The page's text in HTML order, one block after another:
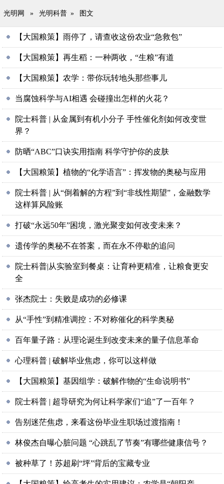
光明网 » 光明科普 » 图文
【大国粮策】雨停了，请查收这份农业“急救包”
【大国粮策】再生稻：一种两收，“生粮”有道
【大国粮策】农学：带你玩转地头那些事儿
当腐蚀科学与AI相遇 会碰撞出怎样的火花？
院士科普 | 从金属到有机小分子 手性催化剂如何改变世
界？
防晒“ABC”口诀实用指南 科学守护你的皮肤
【大国粮策】植物的“化学语言”：挥发物的奥秘与应用
院士科普 | 从“倒着解的方程”到“非线性期望”，金融数学
这样算风险账
打破“永远50年”困境，激光聚变如何改变未来？
遗传学的奥秘不在答案，而在永不停歇的追问
院士科普|从实验室到餐桌：让育种更精准，让粮食更安
全
张杰院士：失败是成功的必修课
从“手性”到精准调控：不对称催化的科学奥秘
百年量子路：从理论诞生到改变未来的量子信息革命
心理科普 | 破解毕业焦虑，你可以这样做
【大国粮策】基因组学：破解作物的“生命说明书”
院士科普 | 超导研究为何让科学家们“追”了一百年？
告别迷茫焦虑，来看这份毕业生职场过渡指南！
林俊杰自曝心脏问题 “心跳乱了节奏”有哪些健康信号？
被种草了！苏超刷“坪”背后的宝藏专业